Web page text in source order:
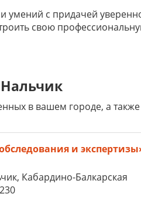
умений с придачей
свою
в вашем городе, а также
и
Кабардино-Балкарская